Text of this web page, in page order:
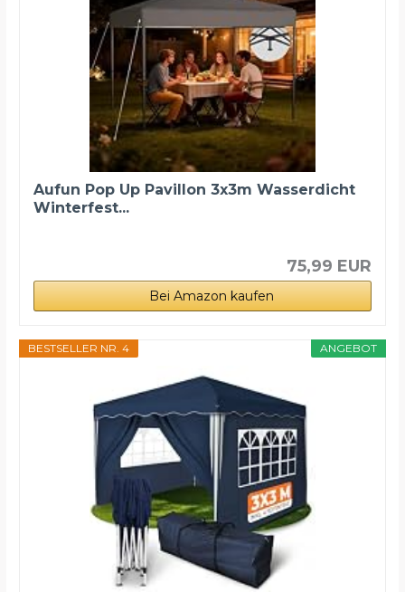
Aufun Pop Up Pavillon 3x3m Wasserdicht
Winterfest...
75,99 EUR
Bei Amazon kaufen
ANGEBOT
BESTSELLER NR. 4